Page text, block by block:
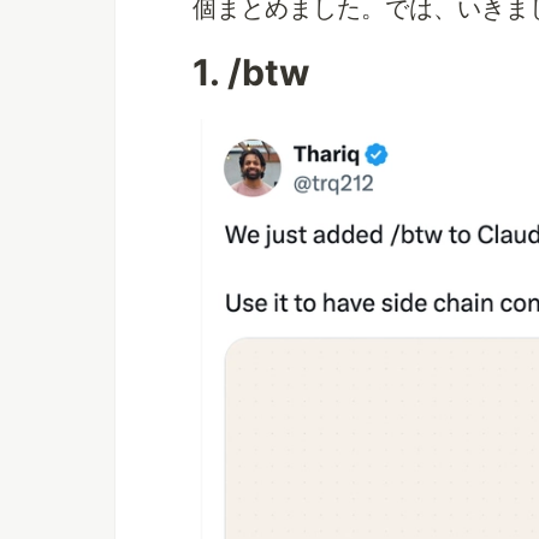
個まとめました。では、いきま
1. /btw